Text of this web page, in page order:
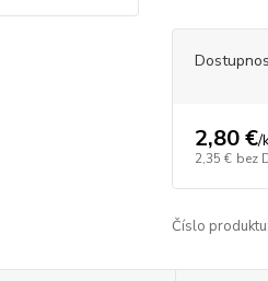
2,80 €/
2,35 € bez
Číslo produktu: